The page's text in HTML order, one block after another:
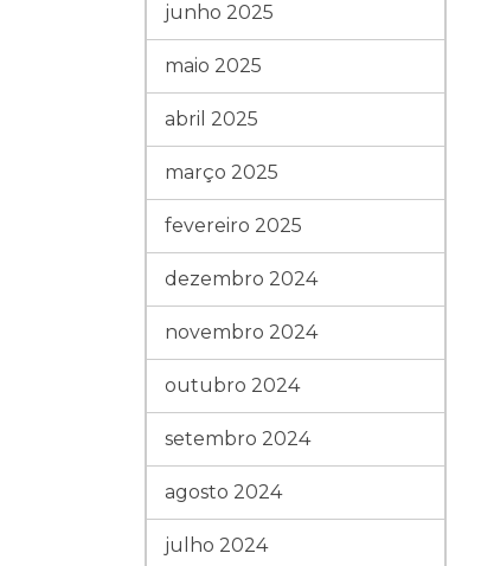
junho 2025
maio 2025
abril 2025
março 2025
fevereiro 2025
dezembro 2024
novembro 2024
outubro 2024
setembro 2024
agosto 2024
julho 2024